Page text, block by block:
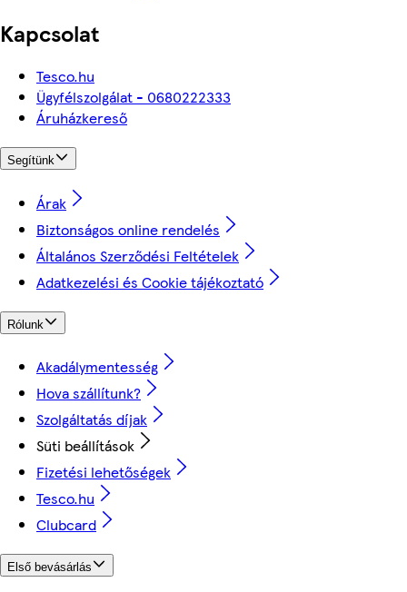
Kapcsolat
Tesco.hu
Ügyfélszolgálat - 0680222333
Áruházkereső
Segítünk
Árak
Biztonságos online rendelés
Általános Szerződési Feltételek
Adatkezelési és Cookie tájékoztató
Rólunk
Akadálymentesség
Hova szállítunk?
Szolgáltatás díjak
Süti beállítások
Fizetési lehetőségek
Tesco.hu
Clubcard
Első bevásárlás